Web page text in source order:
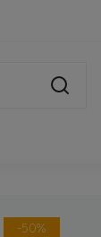
-50%